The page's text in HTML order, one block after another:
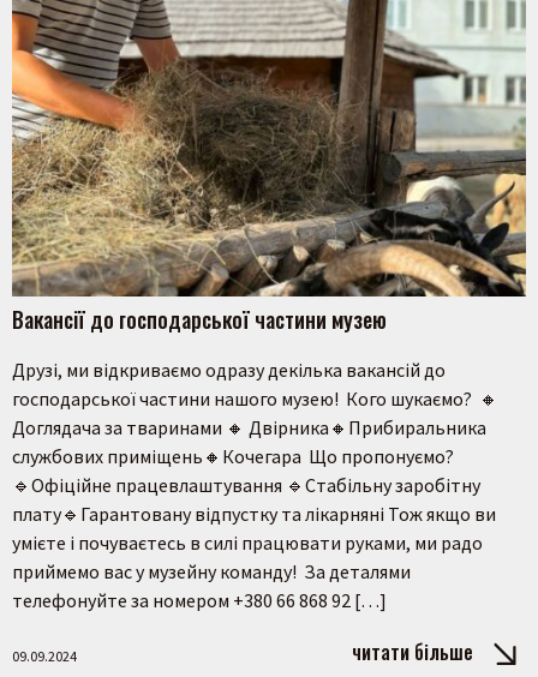
Вакансії до господарської частини музею
Друзі, ми відкриваємо одразу декілька вакансій до
господарської частини нашого музею! Кого шукаємо? 🔸
Доглядача за тваринами 🔸 Двірника🔸Прибиральника
службових приміщень🔸Кочегара Що пропонуємо?
🔹Офіційне працевлаштування 🔹Стабільну заробітну
плату🔹Гарантовану відпустку та лікарняні Тож якщо ви
умієте і почуваєтесь в силі працювати руками, ми радо
приймемо вас у музейну команду! За деталями
телефонуйте за номером +380 66 868 92 […]
09.09.2024 читати більше